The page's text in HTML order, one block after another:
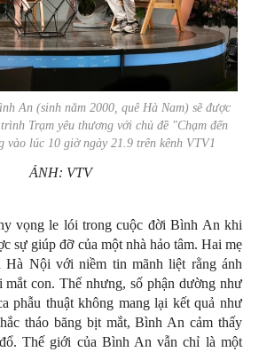
An (sinh năm 2000, quê Hà Nam) sẽ được
trình Trạm yêu thương với chủ đề "Chạm đến
vào lúc 10 giờ ngày 21.9 trên kênh VTV1
ẢNH: VTV
vọng le lói trong cuộc đời Bình An khi
sự giúp đỡ của một nhà hảo tâm. Hai mẹ
Hà Nội với niềm tin mãnh liệt rằng ánh
mắt con. Thế nhưng, số phận dường như
phẫu thuật không mang lại kết quả như
tháo băng bịt mắt, Bình An cảm thấy
Thế giới của Bình An vẫn chỉ là một